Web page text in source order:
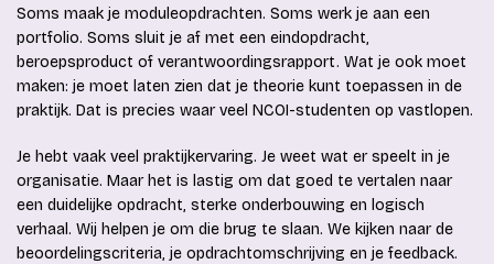
Soms maak je moduleopdrachten. Soms werk je aan een
portfolio. Soms sluit je af met een eindopdracht,
beroepsproduct of verantwoordingsrapport. Wat je ook moet
maken: je moet laten zien dat je theorie kunt toepassen in de
praktijk. Dat is precies waar veel NCOI-studenten op vastlopen.
Je hebt vaak veel praktijkervaring. Je weet wat er speelt in je
organisatie. Maar het is lastig om dat goed te vertalen naar
een duidelijke opdracht, sterke onderbouwing en logisch
verhaal. Wij helpen je om die brug te slaan. We kijken naar de
beoordelingscriteria, je opdrachtomschrijving en je feedback.